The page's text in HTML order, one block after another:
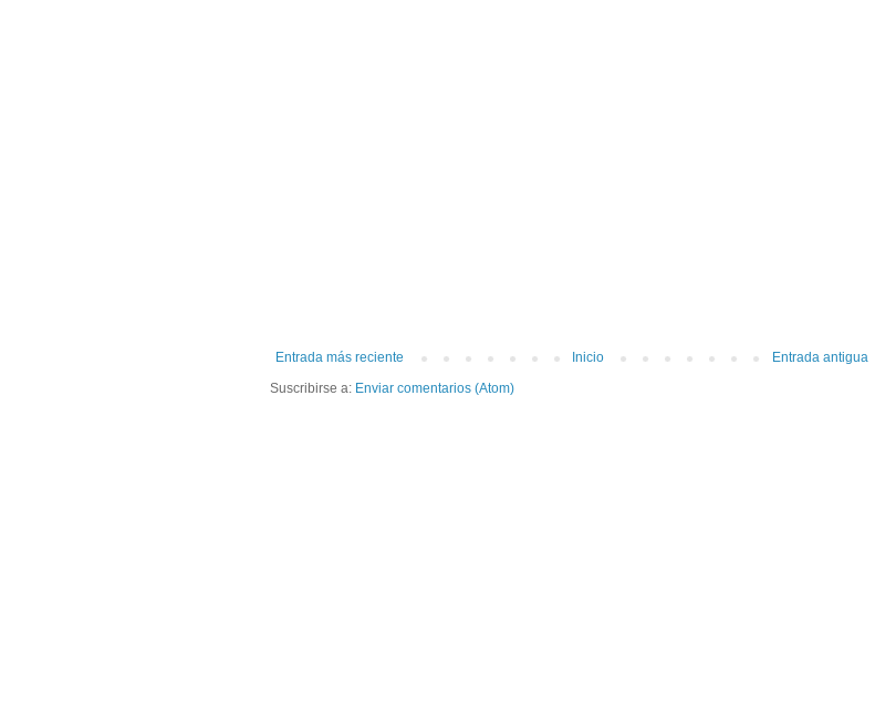
Entrada más reciente Entrada antigua
Inicio
Suscribirse a: Enviar comentarios (Atom)